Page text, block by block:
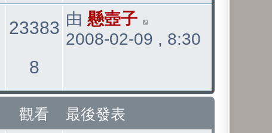
看
23383
8觀
看
最
後
由 懸壺子
2008-02-09 , 8:30
觀看 最後發表